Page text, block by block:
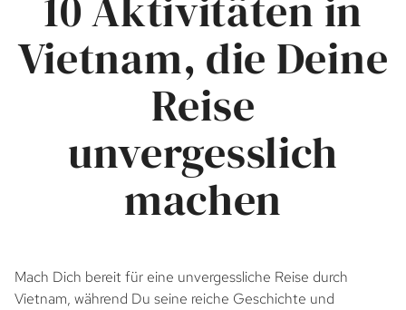
Vietnam, die Deine
Reise
unvergesslich
machen
Mach Dich bereit für eine unvergessliche Reise durch
Vietnam, während Du seine reiche Geschichte und